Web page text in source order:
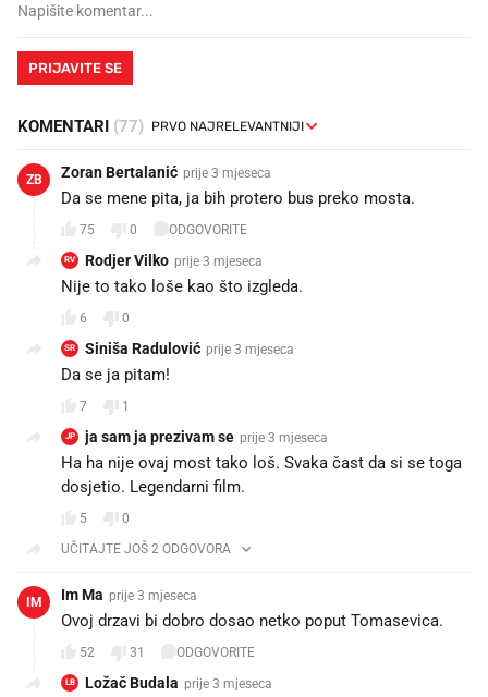
PRIJAVITE SE
KOMENTARI (77)
ZB Zoran Bertalanić prije 3 mjeseca
Da se mene pita, ja bih protero bus preko mosta.
75 0 ODGOVORITE
RV Rodjer Vilko prije 3 mjeseca
Nije to tako loše kao što izgleda.
6 0
SR Siniša Radulović prije 3 mjeseca
Da se ja pitam!
7 1
JP ja sam ja prezivam se prije 3 mjeseca
Ha ha nije ovaj most tako loš. Svaka čast da si se toga
dosjetio. Legendarni film.
5
0
UČITAJTE JOŠ 2 ODGOVORA
IM Im Ma prije 3 mjeseca
Ovoj drzavi bi dobro dosao netko poput Tomasevica.
52 31 ODGOVORITE
LB Ložač Budala prije 3 mjeseca